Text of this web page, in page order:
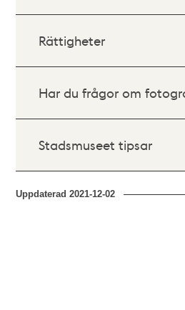
Rättigheter
Har du frågor om
Stadsmuseet tipsar
Uppdaterad2021-12-02